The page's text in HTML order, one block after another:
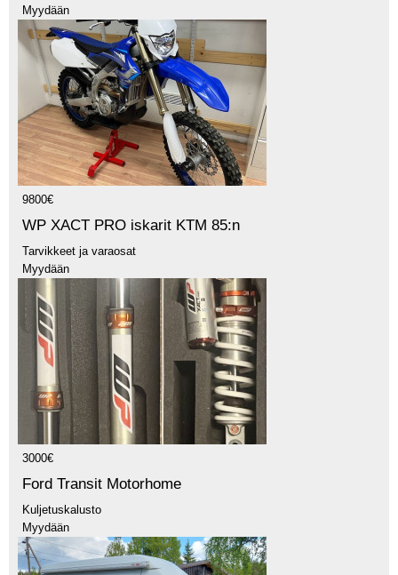
Myydään
9800€
WP XACT PRO iskarit KTM 85:n
Tarvikkeet ja varaosat
Myydään
3000€
Ford Transit Motorhome
Kuljetuskalusto
Myydään